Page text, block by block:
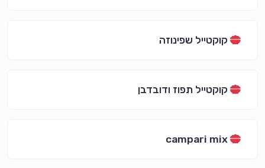
קוקטייל שפינוזה
קוקטייל תפוז ודובדבן